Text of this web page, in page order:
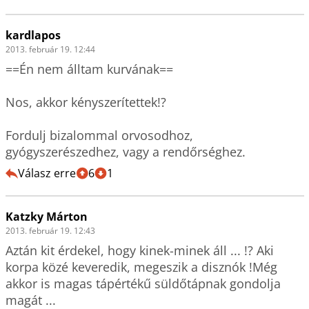
kardlapos
2013. február 19. 12:44
==Én nem álltam kurvának==
Nos, akkor kényszerítettek!?
Fordulj bizalommal orvosodhoz,
gyógyszerészedhez, vagy a rendőrséghez.
Válasz erre 6 1
Katzky Márton
2013. február 19. 12:43
Aztán kit érdekel, hogy kinek-minek áll ... !? Aki
korpa közé keveredik, megeszik a disznók !Még
akkor is magas tápértékű süldőtápnak gondolja
magát ...